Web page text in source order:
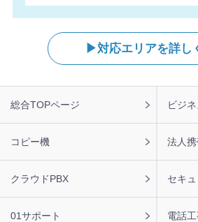
対応エリアを詳し
ッ
タ
総合TOPページ ビジ
コピー機 法人
クラウドPBX セキ
01サポート 電話